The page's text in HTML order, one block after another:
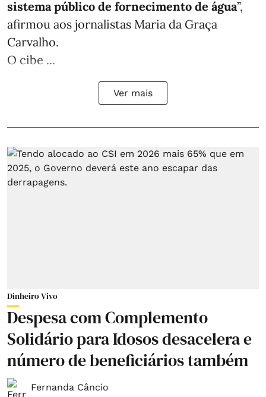
sistema público de fornecimento de água”,
afirmou aos jornalistas Maria da Graça
Carvalho.
O cibe ...
Ver mais
Dinheiro Vivo
Despesa com Complemento
Solidário para Idosos desacelera e
número de beneficiários também
Fernanda Câncio